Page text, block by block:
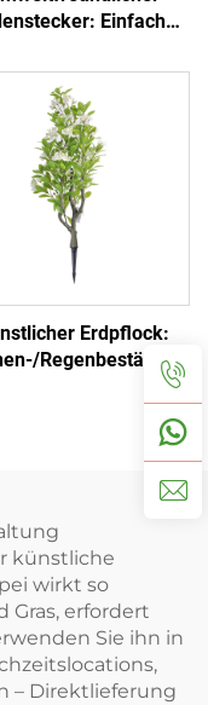
Einfache
immergrün
Erdpflock:
Regenbeständig,
künstliche
wirkt so
Gras, erfordert
Sie ihn in
– Direktlieferung